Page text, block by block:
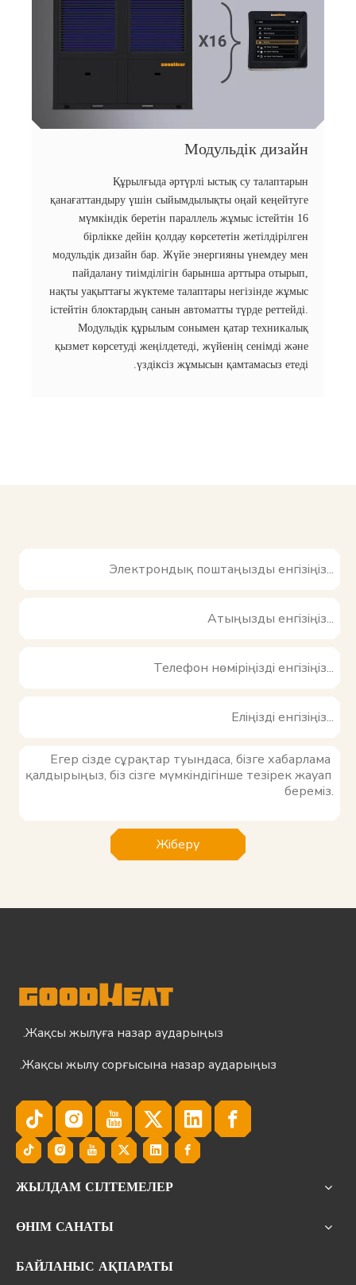
Модульдік дизайн
Құрылғыда әртүрлі ыстық су талаптарын
қанағаттандыру үшін сыйымдылықты оңай кеңейтуге
мүмкіндік беретін параллель жұмыс істейтін 16
бірлікке дейін қолдау көрсететін жетілдірілген
модульдік дизайн бар. Жүйе энергияны үнемдеу мен
пайдалану тиімділігін барынша арттыра отырып,
нақты уақыттағы жүктеме талаптары негізінде жұмыс
істейтін блоктардың санын автоматты түрде реттейді.
Модульдік құрылым сонымен қатар техникалық
қызмет көрсетуді жеңілдетеді, жүйенің сенімді және
үздіксіз жұмысын қамтамасыз етеді.
Жіберу
Жақсы жылуға назар аударыңыз.
Жақсы жылу сорғысына назар аударыңыз.
ЖЫЛДАМ СІЛТЕМЕЛЕР
ӨНІМ САНАТЫ
БАЙЛАНЫС АҚПАРАТЫ